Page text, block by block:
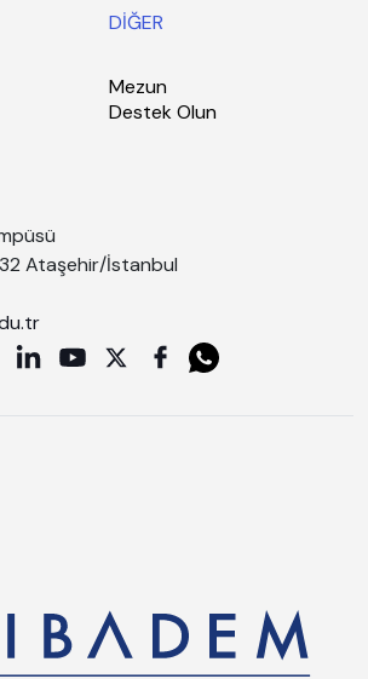
DİĞER
Mezun
Destek Olun
Ataşehir/İstanbul